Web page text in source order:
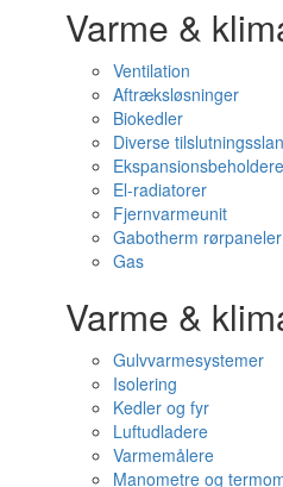
Varme &
Ventilation
Aftræksløsninger
Biokedler
Diverse
Ekspansionsbeholdere
El-radiatorer
Fjernvarmeunit
Gabotherm rørpaneler
Gas
Varme &
Gulvvarmesystemer
Isolering
Kedler og fyr
Luftudladere
Varmemålere
Manometre og